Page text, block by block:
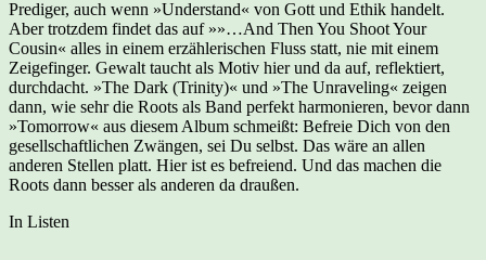
Prediger, auch wenn »Understand« von Gott und Ethik handelt.
Aber trotzdem findet das auf »»…And Then You Shoot Your
Cousin« alles in einem erzählerischen Fluss statt, nie mit einem
Zeigefinger. Gewalt taucht als Motiv hier und da auf, reflektiert,
durchdacht. »The Dark (Trinity)« und »The Unraveling« zeigen
dann, wie sehr die Roots als Band perfekt harmonieren, bevor dann
»Tomorrow« aus diesem Album schmeißt: Befreie Dich von den
gesellschaftlichen Zwängen, sei Du selbst. Das wäre an allen
anderen Stellen platt. Hier ist es befreiend. Und das machen die
Roots dann besser als anderen da draußen.
In Listen